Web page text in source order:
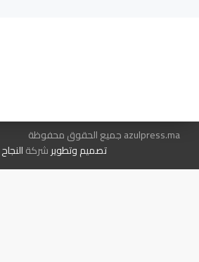
azulpress.ma جميع الحقوق محفوظة
تصميم وتطويرشركة